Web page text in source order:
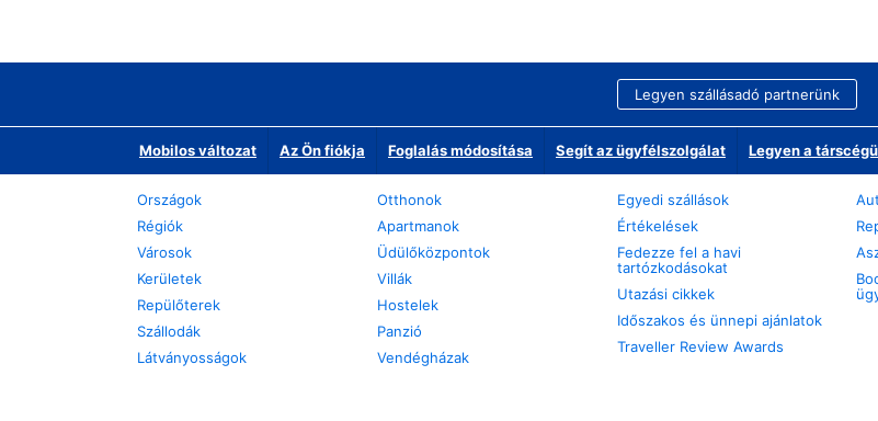
Legyen szállásadó partnerünk
Mobilos változat Az Ön fiókja Foglalás módosítása Segít az ügyfélszolgálat Legyen a
Országok
Régiók
Városok
Kerületek
Repülőterek
Szállodák
Látványosságok
Otthonok
Apartmanok
Üdülőközpontok
Villák
Hostelek
Panzió
Vendégházak
Egyedi szállások
Értékelések
Fedezze fel a havi
tartózkodásokat
Utazási cikkek
Időszakos és ünnepi ajánlatok
Traveller Review Awards